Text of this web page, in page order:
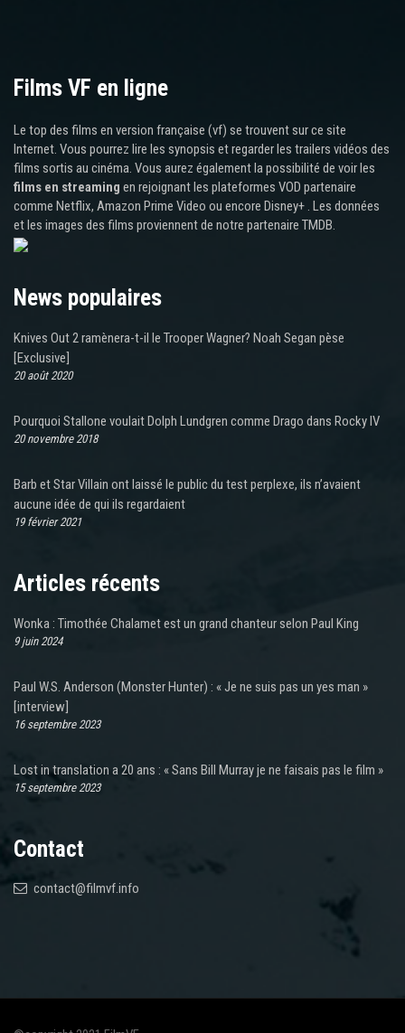
Films VF en ligne
Le top des films en version française (vf) se trouvent sur ce site
Internet. Vous pourrez lire les synopsis et regarder les trailers vidéos des
films sortis au cinéma. Vous aurez également la possibilité de voir les
films en streaming en rejoignant les plateformes VOD partenaire
comme Netflix, Amazon Prime Video ou encore Disney+ . Les données
et les images des films proviennent de notre partenaire TMDB.
News populaires
Knives Out 2 ramènera-t-il le Trooper Wagner? Noah Segan pèse
[Exclusive]
20 août 2020
Pourquoi Stallone voulait Dolph Lundgren comme Drago dans Rocky IV
20 novembre 2018
Barb et Star Villain ont laissé le public du test perplexe, ils n’avaient
aucune idée de qui ils regardaient
19 février 2021
Articles récents
Wonka : Timothée Chalamet est un grand chanteur selon Paul King
9 juin 2024
Paul W.S. Anderson (Monster Hunter) : « Je ne suis pas un yes man »
[interview]
16 septembre 2023
Lost in translation a 20 ans : « Sans Bill Murray je ne faisais pas le film »
15 septembre 2023
Contact
contact@filmvf.info